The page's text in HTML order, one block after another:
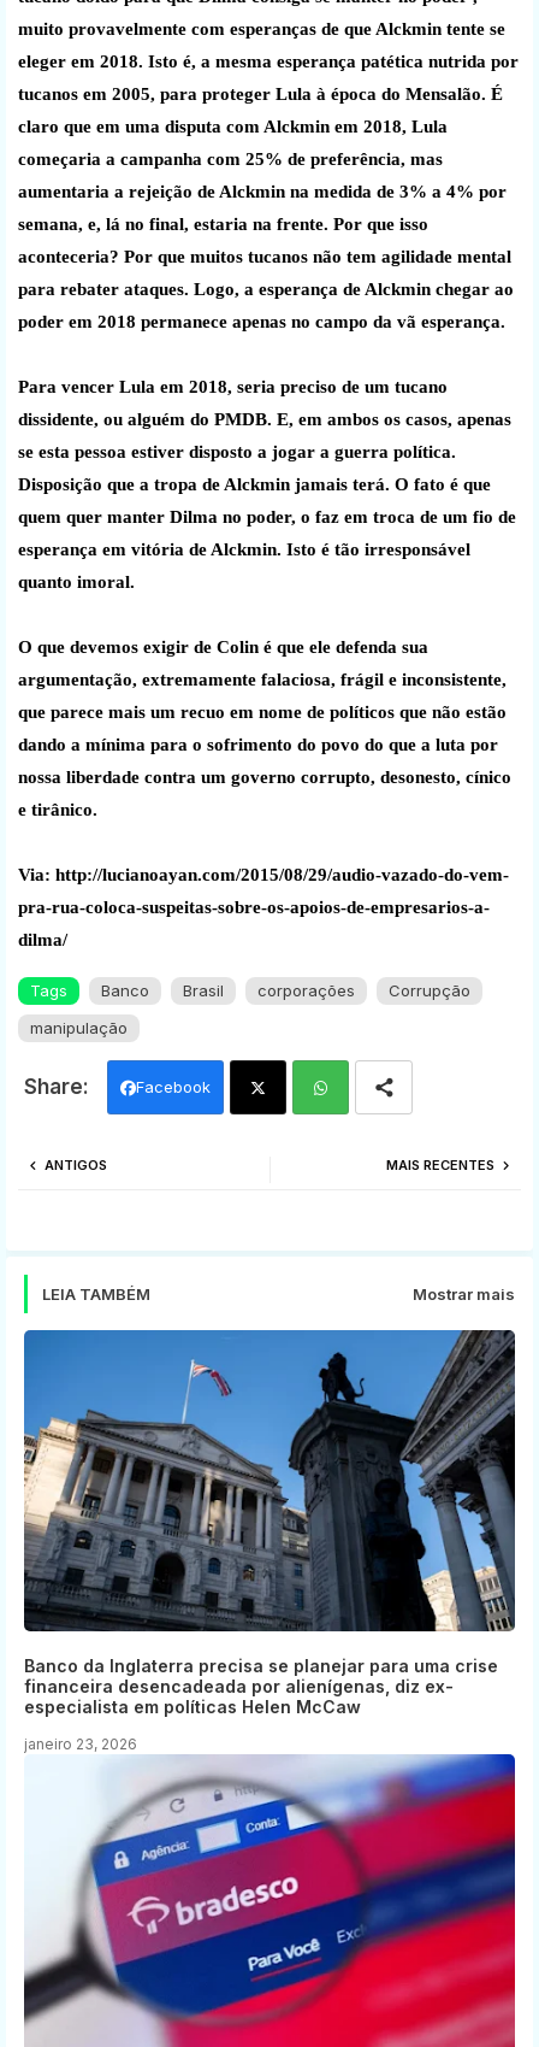
muito provavelmente com esperanças de que Alckmin tente se
eleger em 2018. Isto é, a mesma esperança patética nutrida por
tucanos em 2005, para proteger Lula à época do Mensalão. É
claro que em uma disputa com Alckmin em 2018, Lula
começaria a campanha com 25% de preferência, mas
aumentaria a rejeição de Alckmin na medida de 3% a 4% por
semana, e, lá no final, estaria na frente. Por que isso
aconteceria? Por que muitos tucanos não tem agilidade mental
para rebater ataques. Logo, a esperança de Alckmin chegar ao
poder em 2018 permanece apenas no campo da vã esperança.
Para vencer Lula em 2018, seria preciso de um tucano
dissidente, ou alguém do PMDB. E, em ambos os casos, apenas
se esta pessoa estiver disposto a jogar a guerra política.
Disposição que a tropa de Alckmin jamais terá. O fato é que
quem quer manter Dilma no poder, o faz em troca de um fio de
esperança em vitória de Alckmin. Isto é tão irresponsável
quanto imoral.
O que devemos exigir de Colin é que ele defenda sua
argumentação, extremamente falaciosa, frágil e inconsistente,
que parece mais um recuo em nome de políticos que não estão
dando a mínima para o sofrimento do povo do que a luta por
nossa liberdade contra um governo corrupto, desonesto, cínico
e tirânico.
Via: http://lucianoayan.com/2015/08/29/audio-vazado-do-vem-
pra-rua-coloca-suspeitas-sobre-os-apoios-de-empresarios-a-
dilma/
Tags Banco Brasil corporações
Corrupção
manipulação
Facebook
MAIS RECENTES
ANTIGOS
LEIA TAMBÉM Mostrar mais
Banco da Inglaterra precisa se planejar para uma crise
financeira desencadeada por alienígenas, diz ex-
especialista em políticas Helen McCaw
janeiro 23, 2026